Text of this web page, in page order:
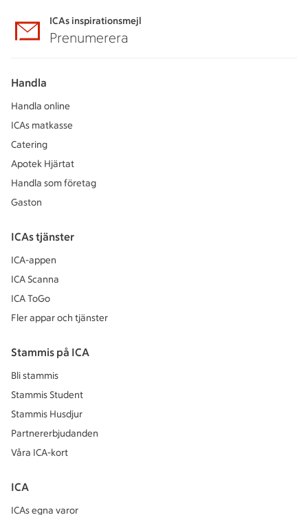
ICAs inspirationsmejl
Prenumerera
Handla
Handla online
ICAs matkasse
Catering
Apotek Hjärtat
Handla som företag
Gaston
ICAs tjänster
ICA-appen
ICA Scanna
ICA ToGo
Fler appar och tjänster
Stammis på ICA
Bli stammis
Stammis Student
Stammis Husdjur
Partnererbjudanden
Våra ICA-kort
ICA
ICAs egna varor